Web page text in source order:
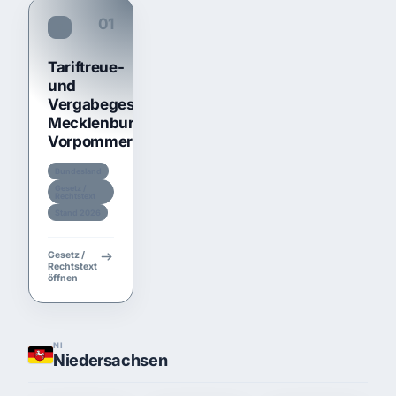
01
Tariftreue-
und
Vergabegesetz
Mecklenburg-
Vorpommern
Gesetz /
Rechtstext
öffnen
NI
Niedersachsen